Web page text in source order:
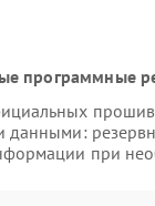
программные
данными:
при